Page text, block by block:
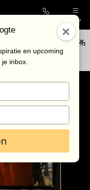
Menu
en upcoming events via
en upcoming
inbox.